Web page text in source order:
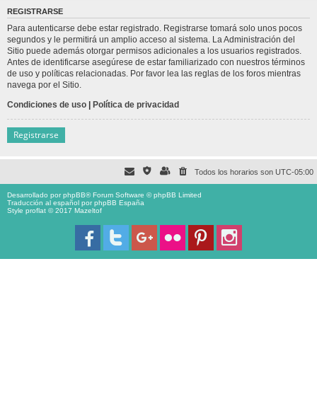
REGISTRARSE
Para autenticarse debe estar registrado. Registrarse tomará solo unos pocos
segundos y le permitirá un amplio acceso al sistema. La Administración del
Sitio puede además otorgar permisos adicionales a los usuarios registrados.
Antes de identificarse asegúrese de estar familiarizado con nuestros términos
de uso y políticas relacionadas. Por favor lea las reglas de los foros mientras
navega por el Sitio.
Condiciones de uso | Política de privacidad
Registrarse
Todos los horarios son UTC-05:00
Desarrollado porphpBB® Forum Software © phpBB Limited
Traducción al español porphpBB España
Style proflat © 2017 Mazeltof